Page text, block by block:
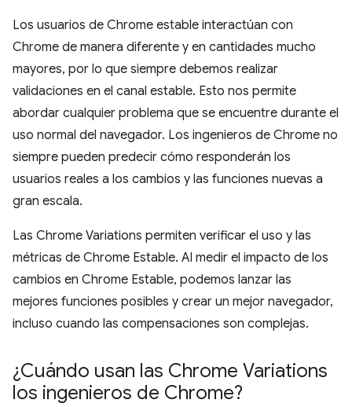
Los usuarios de Chrome estable interactúan con
Chrome de manera diferente y en cantidades mucho
mayores, por lo que siempre debemos realizar
validaciones en el canal estable. Esto nos permite
abordar cualquier problema que se encuentre durante el
uso normal del navegador. Los ingenieros de Chrome no
siempre pueden predecir cómo responderán los
usuarios reales a los cambios y las funciones nuevas a
gran escala.
Las Chrome Variations permiten verificar el uso y las
métricas de Chrome Estable. Al medir el impacto de los
cambios en Chrome Estable, podemos lanzar las
mejores funciones posibles y crear un mejor navegador,
incluso cuando las compensaciones son complejas.
¿Cuándo usan las Chrome Variations
los ingenieros de Chrome?